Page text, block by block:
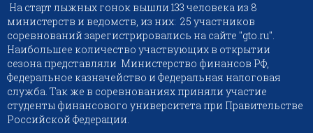
На старт лыжных гонок вышли 133 человека из 8
министерств и ведомств, из них: 25 участников
соревнований зарегистрировались на сайте "gto.ru".
Наибольшее количество участвующих в открытии
сезона представляли Министерство финансов РФ,
Федеральное казначейство и Федеральная налоговая
служба. Так же в соревнованиях приняли участие
студенты финансового университета при Правительстве
Российской Федерации.